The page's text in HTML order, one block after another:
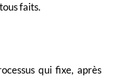
faits.
qui fixe, après